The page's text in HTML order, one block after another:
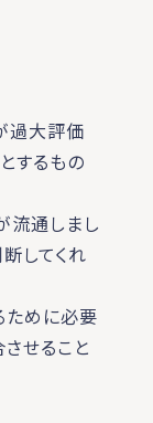
過大評価
するもの
流通しまし
してくれ
ために必要
せること